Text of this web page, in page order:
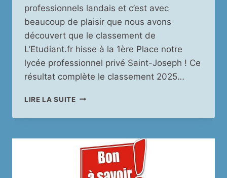
professionnels landais et c’est avec
beaucoup de plaisir que nous avons
découvert que le classement de
L’Etudiant.fr hisse à la 1ère Place notre
lycée professionnel privé Saint-Joseph ! Ce
résultat complète le classement 2025…
LIRE LA SUITENOTRE
PROFESSIONNEL
TÊTE
DES
CLASSEMENTS
DES